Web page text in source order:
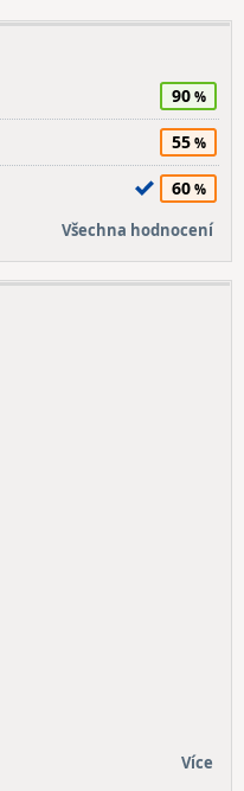
90
55
60
Všechna hodnocení
Více